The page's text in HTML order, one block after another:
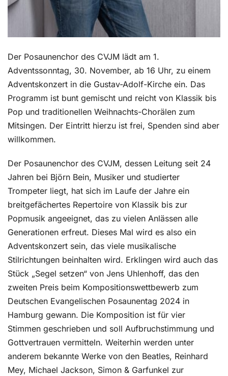
Der Posaunenchor des CVJM lädt am 1.
Adventssonntag, 30. November, ab 16 Uhr, zu einem
Adventskonzert in die Gustav-Adolf-Kirche ein. Das
Programm ist bunt gemischt und reicht von Klassik bis
Pop und traditionellen Weihnachts-Chorälen zum
Mitsingen. Der Eintritt hierzu ist frei, Spenden sind aber
willkommen.
Der Posaunenchor des CVJM, dessen Leitung seit 24
Jahren bei Björn Bein, Musiker und studierter
Trompeter liegt, hat sich im Laufe der Jahre ein
breitgefächertes Repertoire von Klassik bis zur
Popmusik angeeignet, das zu vielen Anlässen alle
Generationen erfreut. Dieses Mal wird es also ein
Adventskonzert sein, das viele musikalische
Stilrichtungen beinhalten wird. Erklingen wird auch das
Stück „Segel setzen“ von Jens Uhlenhoff, das den
zweiten Preis beim Kompositionswettbewerb zum
Deutschen Evangelischen Posaunentag 2024 in
Hamburg gewann. Die Komposition ist für vier
Stimmen geschrieben und soll Aufbruchstimmung und
Gottvertrauen vermitteln. Weiterhin werden unter
anderem bekannte Werke von den Beatles, Reinhard
Mey, Michael Jackson, Simon & Garfunkel zur